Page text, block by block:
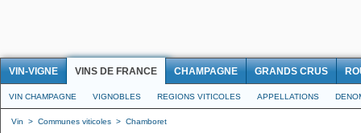
VIN-VIGNE VINS DE FRANCE CHAMPAGNE GRANDS CRUS
VIN CHAMPAGNE VIGNOBLES REGIONS VITICOLES APPELLATIONS
Vin > Communes viticoles > Chamboret